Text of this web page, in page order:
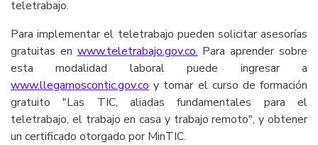
teletrabajo.
Para implementar el teletrabajo pueden solicitar asesorías
gratuitas en www.teletrabajo.gov.co. Para aprender sobre
esta modalidad laboral puede ingresar a
www.llegamoscontic.gov.co y tomar el curso de formación
gratuito "Las TIC, aliadas fundamentales para el
teletrabajo, el trabajo en casa y trabajo remoto", y obtener
un certificado otorgado por MinTIC.